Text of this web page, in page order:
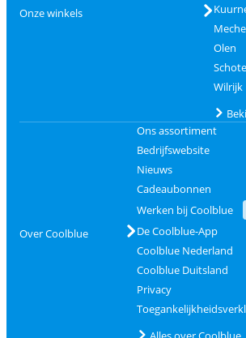
Onze winkels
Olen
Wilrijk
Over Coolblue
Ons assortiment
Bedrijfswebsite
Nieuws
Cadeaubonnen
Werken bij Coolblue
De Coolblue-App
Coolblue Nederland
Coolblue Duitsland
Privacy